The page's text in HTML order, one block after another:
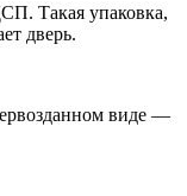
Такая упаковка,
дверь.
виде —